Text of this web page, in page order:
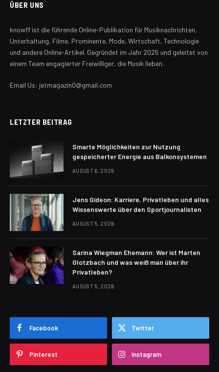
ÜBER UNS
knowff ist die führende Online-Publikation für Musiknachrichten,
Unterhaltung, Filme, Prominente, Mode, Wirtschaft, Technologie
und andere Online-Artikel. Gegründet im Jahr 2025 und geleitet von
einem Team engagierter Freiwilliger, die Musik lieben.
Email Us: jetmagazin0@gmail.com
LETZTER BEITRAG
Smarte Möglichkeiten zur Nutzung
gespeicherter Energie aus Balkonsystemen
AUGUST 6, 2026
Jens Gideon: Karriere, Privatleben und alles
Wissenswerte über den Sportjournalisten
AUGUST 5, 2026
Sarina Wiegman Ehemann: Wer ist Marten
Glotzbach und was weiß man über ihr
Privatleben?
AUGUST 5, 2026
Facebook Twitter
Pinterest Instagram